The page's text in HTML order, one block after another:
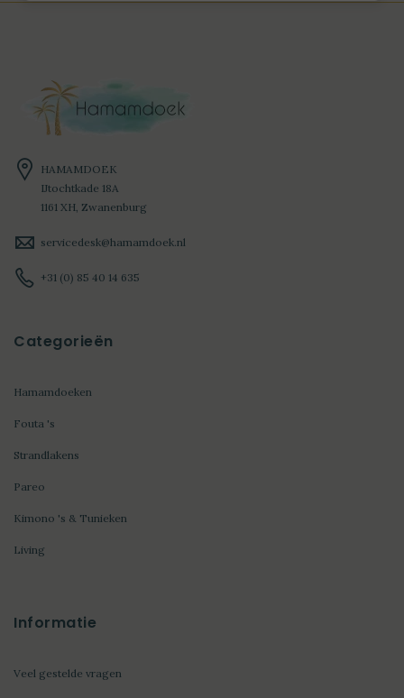
HAMAMDOEK
IJtochtkade 18A
1161 XH, Zwanenburg
servicedesk@hamamdoek.nl
+31 (0) 85 40 14 635
Categorieën
Hamamdoeken
Fouta 's
Strandlakens
Pareo
Kimono 's & Tunieken
Living
Informatie
Veel gestelde vragen